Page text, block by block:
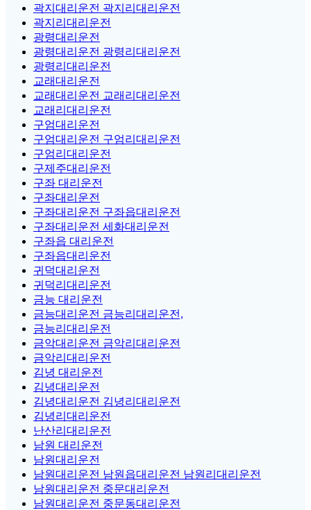
곽지대리운전 곽지리대리운전
곽지리대리운전
광령대리운전
광령대리운전 광령리대리운전
광령리대리운전
교래대리운전
교래대리운전 교래리대리운전
교래리대리운전
구엄대리운전
구엄대리운전 구엄리대리운전
구엄리대리운전
구제주대리운전
구좌 대리운전
구좌대리운전
구좌대리운전 구좌읍대리운전
구좌대리운전 세화대리운전
구좌읍 대리운전
구좌읍대리운전
귀덕대리운전
귀덕리대리운전
금능 대리운전
금능대리운전 금능리대리운전,
금능리대리운전
금악대리운전 금악리대리운전
금악리대리운전
김녕 대리운전
김녕대리운전
김녕대리운전 김녕리대리운전
김녕리대리운전
난산리대리운전
남원 대리운전
남원대리운전
남원대리운전 남원읍대리운전 남원리대리운전
남원대리운전 중문대리운전
남원대리운전 중문동대리운전